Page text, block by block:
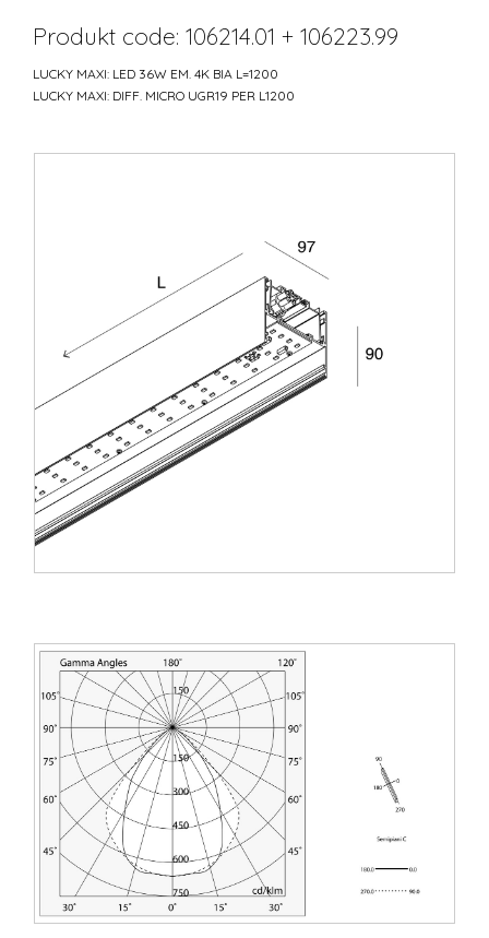
Produkt code: 106214.01 + 106223.99
LUCKY MAXI: LED 36W EM. 4K BIA L=1200
LUCKY MAXI: DIFF. MICRO UGR19 PER L1200